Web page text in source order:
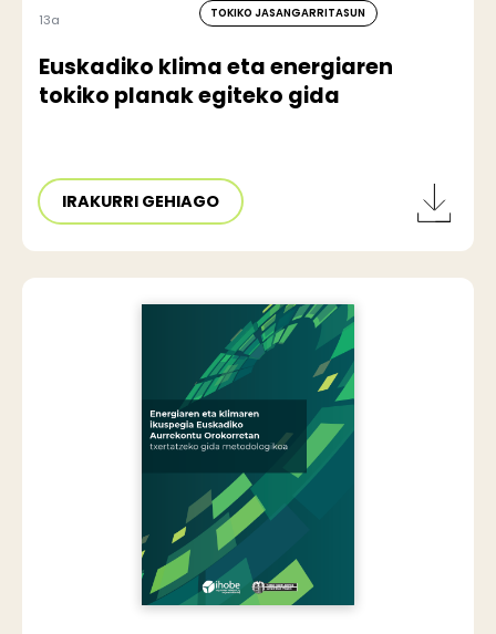
13a
TOKIKO JASANGARRITASUN
Euskadiko klima eta energiaren
tokiko planak egiteko gida
IRAKURRI GEHIAGO